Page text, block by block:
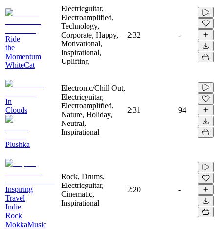
Ride
the
Momentum
WhiteCat
Electricguitar,
Electroamplified,
Technology,
Corporate, Happy,
Motivational,
Inspirational,
Uplifting
2:32 -
In
Clouds
Plushka
Electronic/Chill Out,
Electricguitar,
Electroamplified,
Nature, Holiday,
Neutral,
Inspirational
2:31 94
Inspiring
Travel
Indie
Rock
MokkaMusic
Rock, Drums,
Electricguitar,
Cinematic,
Inspirational
2:20 -